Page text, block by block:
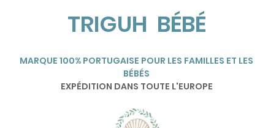
TRIGUH BÉBÉ
MARQUE 100% PORTUGAISE POUR LES FAMILLES ET LES
BÉBÉS
EXPÉDITION DANS TOUTE L'EUROPE